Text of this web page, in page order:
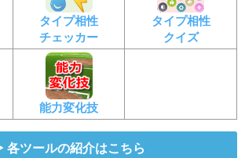
タイプ相性
チェッカー
タイプ相性
クイズ
能力変化技
各ツールの紹介はこちら